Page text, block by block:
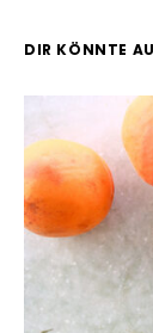
DIR KÖNNTE